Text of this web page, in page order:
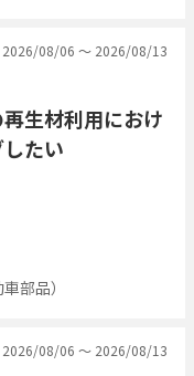
2026/08/06 〜 2026/08/13
生材利用におけ
たい
部品）
2026/08/06 〜 2026/08/13